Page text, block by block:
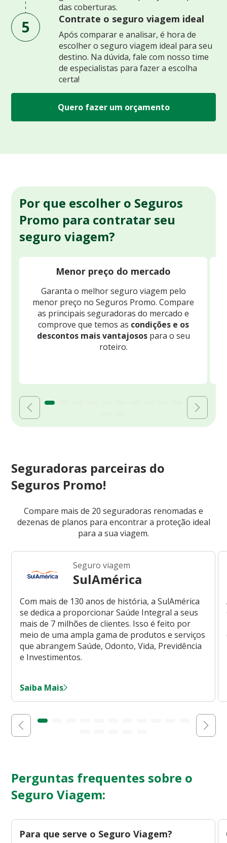
das coberturas.
5 Contrate o seguro viagem ideal
Após comparar e analisar, é hora de
escolher o seguro viagem ideal para seu
destino. Na dúvida, fale com nosso time
de especialistas para fazer a escolha
certa!
Quero fazer um orçamento
Por que escolher o Seguros
Promo para contratar seu
seguro viagem?
Menor preço do mercado
Garanta o melhor seguro viagem pelo
menor preço no Seguros Promo. Compare
as principais seguradoras do mercado e
comprove que temos as condições e os
descontos mais vantajosospara o seu
roteiro.
Seguradoras parceiras do
Seguros Promo!
Compare mais de 20 seguradoras renomadas e
dezenas de planos para encontrar a proteção ideal
para a sua viagem.
Seguro viagem
SulAmérica
Com mais de 130 anos de história, a SulAmérica
se dedica a proporcionar Saúde Integral a seus
mais de 7 milhões de clientes. Isso é feito por
meio de uma ampla gama de produtos e serviços
que abrangem Saúde, Odonto, Vida, Previdência
e Investimentos.
Saiba Mais
Perguntas frequentes sobre o
Seguro Viagem:
Para que serve o Seguro Viagem?